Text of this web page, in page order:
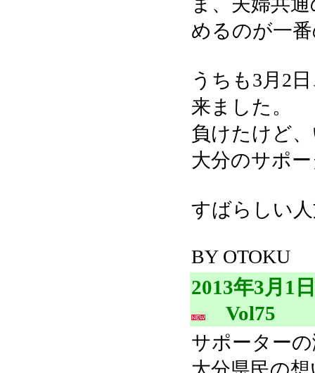
めるのが一
うちも3月2
来ました。
負けたけど
大分のサポ
すばらしい
BY OTOKU
2013年3月1
Vol75
サポーター